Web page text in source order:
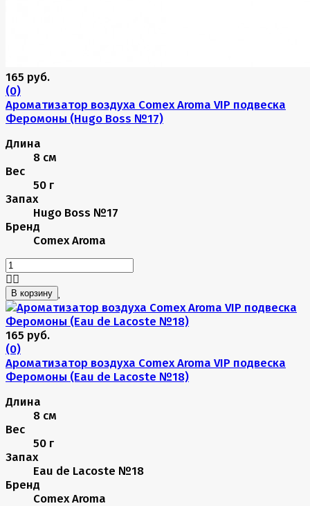
165 руб.
(0)
Ароматизатор воздуха Comex Aroma VIP подвеска
Феромоны (Hugo Boss №17)
Длина
8 см
Вес
50 г
Запах
Hugo Boss №17
Бренд
Comex Aroma
В корзину
165 руб.
(0)
Ароматизатор воздуха Comex Aroma VIP подвеска
Феромоны (Eau de Lacoste №18)
Длина
8 см
Вес
50 г
Запах
Eau de Lacoste №18
Бренд
Comex Aroma